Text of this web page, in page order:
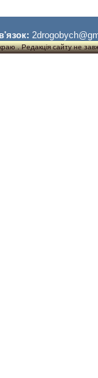
. Редакція сайту не